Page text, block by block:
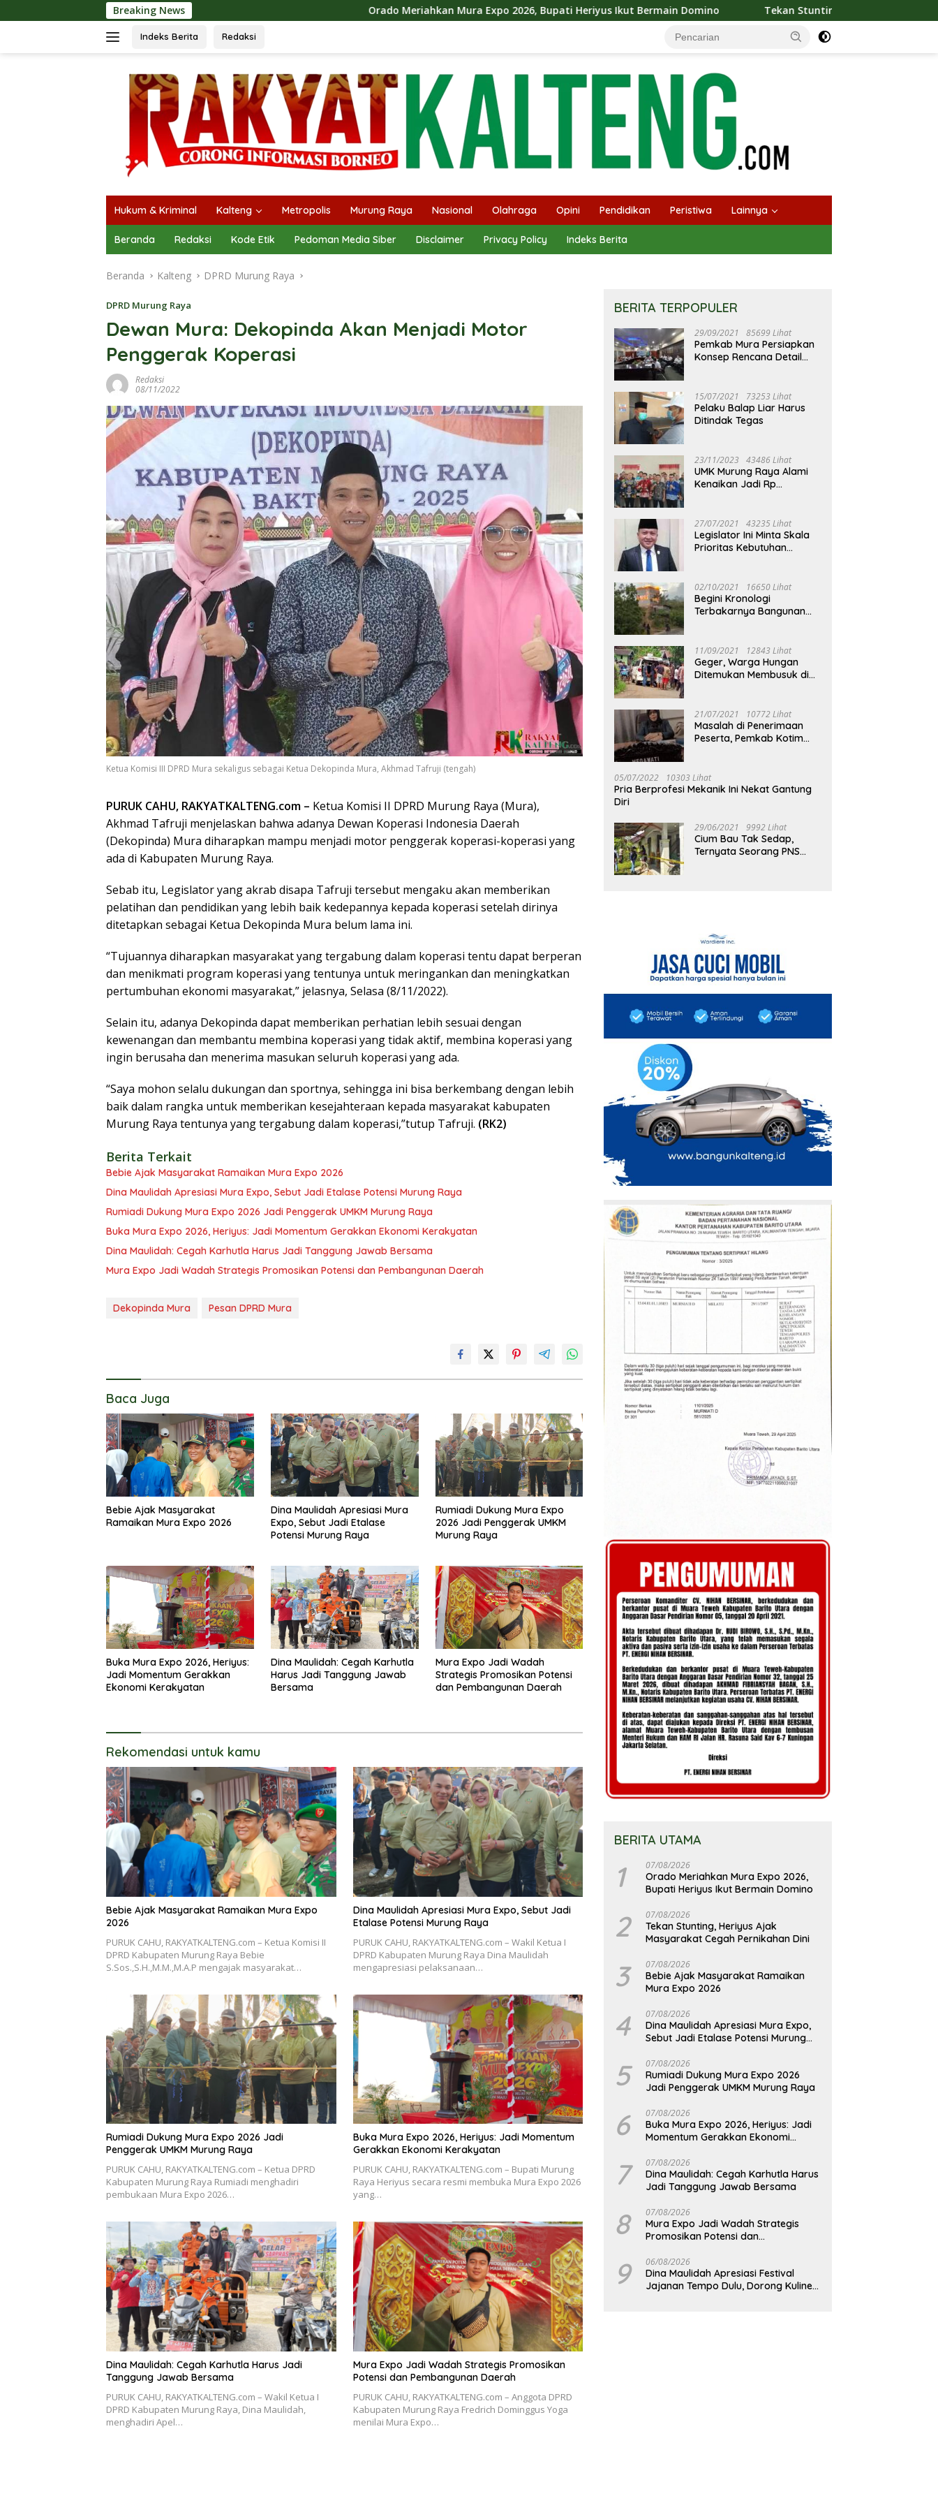
ke
Breaking News Orado Meriahkan Mura Expo 2026, Bupati Heriyus Ikut Bermain Domino Tekan Stunting, Heriyus Ajak Masyarakat Cegah
Indeks Berita Redaksi
Hukum & Kriminal Kalteng Metropolis Murung Raya Nasional Olahraga Opini Pendidikan Peristiwa Lainnya
Beranda Redaksi Kode Etik Pedoman Media Siber Disclaimer Privacy Policy Indeks Berita
Beranda Kalteng DPRD Murung Raya
DPRD Murung Raya
Dewan Mura: Dekopinda Akan Menjadi Motor
Penggerak Koperasi
Redaksi
08/11/2022
Ketua Komisi III DPRD Mura sekaligus sebagai Ketua Dekopinda Mura, Akhmad Tafruji (tengah)
PURUK CAHU, RAKYATKALTENG.com – Ketua Komisi II DPRD Murung Raya (Mura),
Akhmad Tafruji menjelaskan bahwa adanya Dewan Koperasi Indonesia Daerah
(Dekopinda) Mura diharapkan mampu menjadi motor penggerak koperasi-koperasi yang
ada di Kabupaten Murung Raya.
Sebab itu, Legislator yang akrab disapa Tafruji tersebut mengaku akan memberikan
pelatihan dan pendidikan yang lebih baik kedepannya kepada koperasi setelah dirinya
ditetapkan sebagai Ketua Dekopinda Mura belum lama ini.
“Tujuannya diharapkan masyarakat yang tergabung dalam koperasi tentu dapat berperan
dan menikmati program koperasi yang tentunya untuk meringankan dan meningkatkan
pertumbuhan ekonomi masyarakat,” jelasnya, Selasa (8/11/2022).
Selain itu, adanya Dekopinda dapat memberikan perhatian lebih sesuai dengan
kewenangan dan membantu membina koperasi yang tidak aktif, membina koperasi yang
ingin berusaha dan menerima masukan seluruh koperasi yang ada.
“Saya mohon selalu dukungan dan sportnya, sehingga ini bisa berkembang dengan lebih
baik dalam rangka untuk memberikan kesejahteraan kepada masyarakat kabupaten
Murung Raya tentunya yang tergabung dalam koperasi,”tutup Tafruji. (RK2)
Berita Terkait
Bebie Ajak Masyarakat Ramaikan Mura Expo 2026
Dina Maulidah Apresiasi Mura Expo, Sebut Jadi Etalase Potensi Murung Raya
Rumiadi Dukung Mura Expo 2026 Jadi Penggerak UMKM Murung Raya
Buka Mura Expo 2026, Heriyus: Jadi Momentum Gerakkan Ekonomi Kerakyatan
Dina Maulidah: Cegah Karhutla Harus Jadi Tanggung Jawab Bersama
Mura Expo Jadi Wadah Strategis Promosikan Potensi dan Pembangunan Daerah
Dekopinda Mura Pesan DPRD Mura
Baca Juga
Bebie Ajak Masyarakat
Ramaikan Mura Expo 2026
Dina Maulidah Apresiasi Mura
Expo, Sebut Jadi Etalase
Potensi Murung Raya
Rumiadi Dukung Mura Expo
2026 Jadi Penggerak UMKM
Murung Raya
Buka Mura Expo 2026, Heriyus:
Jadi Momentum Gerakkan
Ekonomi Kerakyatan
Dina Maulidah: Cegah Karhutla
Harus Jadi Tanggung Jawab
Bersama
Mura Expo Jadi Wadah
Strategis Promosikan Potensi
dan Pembangunan Daerah
Rekomendasi untuk kamu
Bebie Ajak Masyarakat Ramaikan Mura Expo
2026
PURUK CAHU, RAKYATKALTENG.com – Ketua Komisi II
DPRD Kabupaten Murung Raya Bebie
S.Sos.,S.H.,M.M.,M.A.P mengajak masyarakat…
Dina Maulidah Apresiasi Mura Expo, Sebut Jadi
Etalase Potensi Murung Raya
PURUK CAHU, RAKYATKALTENG.com – Wakil Ketua I
DPRD Kabupaten Murung Raya Dina Maulidah
mengapresiasi pelaksanaan…
Rumiadi Dukung Mura Expo 2026 Jadi
Penggerak UMKM Murung Raya
PURUK CAHU, RAKYATKALTENG.com – Ketua DPRD
Kabupaten Murung Raya Rumiadi menghadiri
pembukaan Mura Expo 2026…
Buka Mura Expo 2026, Heriyus: Jadi Momentum
Gerakkan Ekonomi Kerakyatan
PURUK CAHU, RAKYATKALTENG.com – Bupati Murung
Raya Heriyus secara resmi membuka Mura Expo 2026
yang…
Dina Maulidah: Cegah Karhutla Harus Jadi
Tanggung Jawab Bersama
PURUK CAHU, RAKYATKALTENG.com – Wakil Ketua I
DPRD Kabupaten Murung Raya, Dina Maulidah,
menghadiri Apel…
Mura Expo Jadi Wadah Strategis Promosikan
Potensi dan Pembangunan Daerah
PURUK CAHU, RAKYATKALTENG.com – Anggota DPRD
Kabupaten Murung Raya Fredrich Dominggus Yoga
menilai Mura Expo…
BERITA TERPOPULER
29/09/2021 85699 Lihat
Pemkab Mura Persiapkan
Konsep Rencana Detail
15/07/2021 73253 Lihat
Pelaku Balap Liar Harus
Ditindak Tegas
23/11/2023 43486 Lihat
UMK Murung Raya Alami
Kenaikan Jadi Rp
27/07/2021 43235 Lihat
Legislator Ini Minta Skala
Prioritas Kebutuhan
02/10/2021 16650 Lihat
Begini Kronologi
Terbakarnya Bangunan
11/09/2021 12843 Lihat
Geger, Warga Hungan
Ditemukan Membusuk di
21/07/2021 10772 Lihat
Masalah di Penerimaan
Peserta, Pemkab Kotim
05/07/2022 10303 Lihat
Pria Berprofesi Mekanik Ini Nekat Gantung
Diri
29/06/2021 9992 Lihat
Cium Bau Tak Sedap,
Ternyata Seorang PNS
BERITA UTAMA
1 07/08/2026
Orado Meriahkan Mura Expo 2026,
Bupati Heriyus Ikut Bermain Domino
2 07/08/2026
Tekan Stunting, Heriyus Ajak
Masyarakat Cegah Pernikahan Dini
3 07/08/2026
Bebie Ajak Masyarakat Ramaikan
Mura Expo 2026
4 07/08/2026
Dina Maulidah Apresiasi Mura Expo,
Sebut Jadi Etalase Potensi Murung
5 07/08/2026
Rumiadi Dukung Mura Expo 2026
Jadi Penggerak UMKM Murung Raya
6 07/08/2026
Buka Mura Expo 2026, Heriyus: Jadi
Momentum Gerakkan Ekonomi
7 07/08/2026
Dina Maulidah: Cegah Karhutla Harus
Jadi Tanggung Jawab Bersama
8 07/08/2026
Mura Expo Jadi Wadah Strategis
Promosikan Potensi dan
9 06/08/2026
Dina Maulidah Apresiasi Festival
Jajanan Tempo Dulu, Dorong Kuliner